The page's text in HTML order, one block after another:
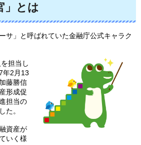
」とは
サ」と呼ばれていた金融庁公式キャラク
担当し
年2月13
藤勝信
形成促
担当の
た。
資産が
いく様